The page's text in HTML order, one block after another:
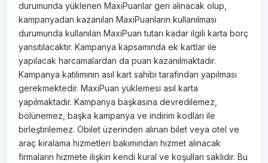
durumunda yüklenen MaxiPuanlar geri alınacak olup,
kampanyadan kazanılan MaxiPuanların kullanılması
durumunda kullanılan MaxiPuan tutarı kadar ilgili karta borç
yansıtılacaktır. Kampanya kapsamında ek kartlar ile
yapılacak harcamalardan da puan kazanılmaktadır.
Kampanya katılımının asıl kart sahibi tarafından yapılması
gerekmektedir. MaxiPuan yüklemesi asıl karta
yapılmaktadır. Kampanya başkasına devredilemez,
bölünemez, başka kampanya ve indirim kodları ile
birleştirilemez. Obilet üzerinden alınan bilet veya otel ve
araç kiralama hizmetleri bakımından hizmet alınacak
firmaların hizmete ilişkin kendi kural ve koşulları saklıdır. Bu